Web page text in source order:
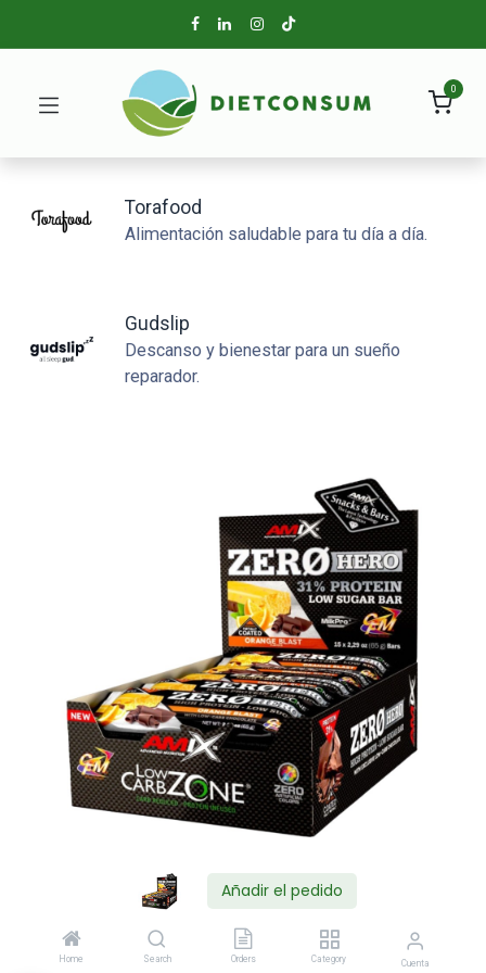
Añadir el pedido
Home Search Orders Category Cuenta
0
Torafood
Alimentación saludable para tu día a día.
Gudslip
Descanso y bienestar para un sueño
reparador.
Shop